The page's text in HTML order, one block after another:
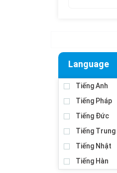
Language
Tiếng Anh
Tiếng Pháp
Tiếng Đức
Tiếng Trung
Tiếng Nhật
Tiếng Hàn